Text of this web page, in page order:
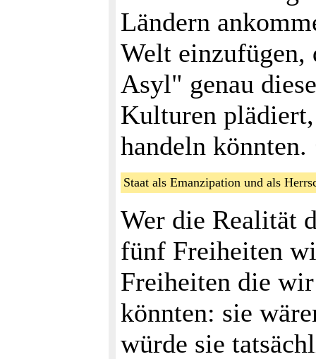
Ländern
Welt einzufügen,
Asyl" genau
Kulturen
handeln könnten.
Staat als Emanzipation und als
Wer die Realität
fünf Freiheiten
Freiheiten die wir
könnten: sie
würde sie